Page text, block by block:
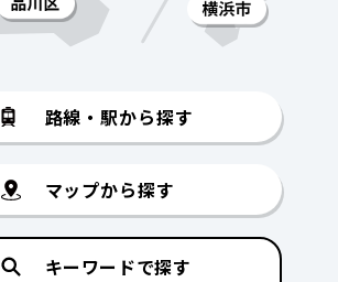
路線・駅から探す
マップから探す
キーワードで探す